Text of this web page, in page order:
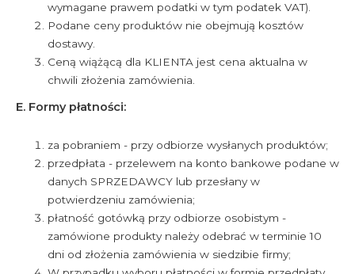
wymagane prawem podatki w tym podatek VAT).
Podane ceny produktów nie obejmują kosztów
dostawy.
Ceną wiążącą dla KLIENTA jest cena aktualna w
chwili złożenia zamówienia.
E. Formy płatności:
za pobraniem - przy odbiorze wysłanych produktów;
przedpłata - przelewem na konto bankowe podane w
danych SPRZEDAWCY lub przesłany w
potwierdzeniu zamówienia;
płatność gotówką przy odbiorze osobistym -
zamówione produkty należy odebrać w terminie 10
dni od złożenia zamówienia w siedzibie firmy;